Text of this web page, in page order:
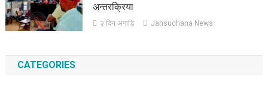
अन्तरक्रिया
२ दिन अगाडि Jansuchana News
CATEGORIES